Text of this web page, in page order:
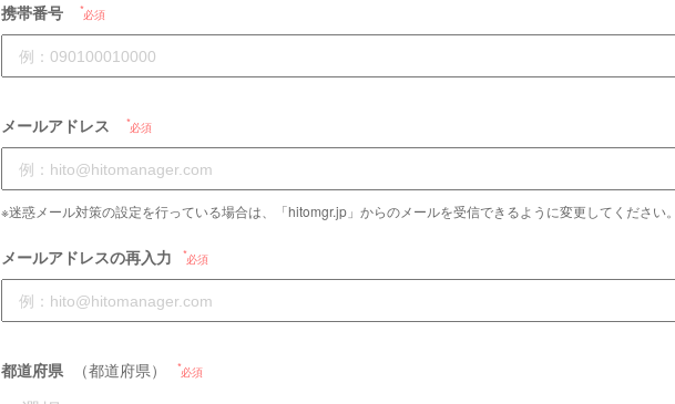
携帯番号 必須
メールアドレス 必須
※迷惑メール対策の設定を行っている場合は、「hitomgr.jp」からのメールを受信できるように変更してください
メールアドレスの再入力 必須
都道府県 （都道府県） 必須